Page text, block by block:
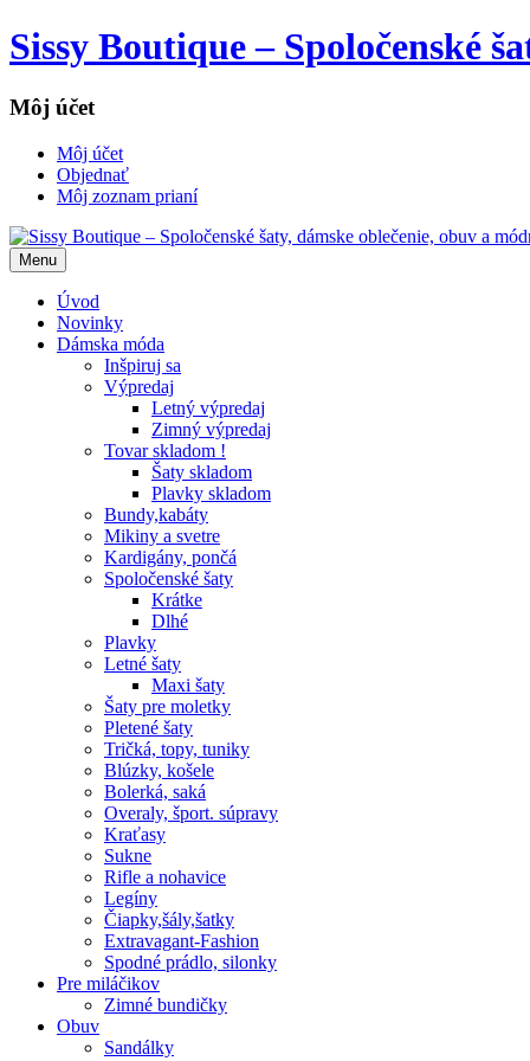
Sissy Boutique – Spoločenské
Môj účet
Môj účet
Objednať
Môj zoznam prianí
Menu
Úvod
Novinky
Dámska móda
Inšpiruj sa
Výpredaj
Letný výpredaj
Zimný výpredaj
Tovar skladom !
Šaty skladom
Plavky skladom
Bundy,kabáty
Mikiny a svetre
Kardigány, pončá
Spoločenské šaty
Krátke
Dlhé
Plavky
Letné šaty
Maxi šaty
Šaty pre moletky
Pletené šaty
Tričká, topy, tuniky
Blúzky, košele
Bolerká, saká
Overaly, šport. súpravy
Kraťasy
Sukne
Rifle a nohavice
Legíny
Čiapky,šály,šatky
Extravagant-Fashion
Spodné prádlo, silonky
Pre miláčikov
Zimné bundičky
Obuv
Sandálky